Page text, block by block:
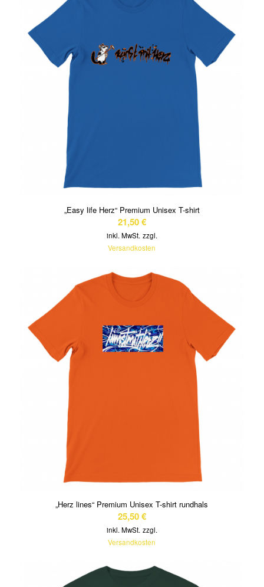
„Easy life Herz“ Premium Unisex T-shirt
21,50€
inkl. MwSt. zzgl.
Versandkosten
„Herz lines“ Premium Unisex T-shirt rundhals
25,50€
inkl. MwSt. zzgl.
Versandkosten